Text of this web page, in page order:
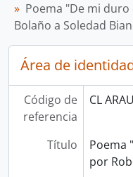
Poema "De mi
Bolaño a Soledad
Área de
Código de
referencia
CL
Título
Poema
por